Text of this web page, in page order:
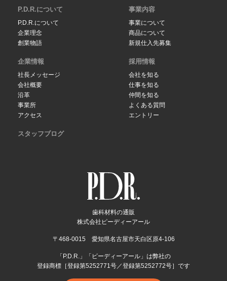
歯科材料の通販
株式会社ピーディーアール
〒468-0015 愛知県名古屋市天白区原4-106
「P.D.R.」「ピーディーアール」は弊社の
登録商標［登録第5252771号／登録第5252772号］です
P.D.R.について
P.D.R.について
企業理念
創業物語
事業内容
事業について
商品について
新規仕入先募集
企業情報
社長メッセージ
会社概要
沿革
事業所
アクセス
採用情報
会社を知る
仕事を知る
仲間を知る
よくある質問
エントリー
スタッフブログ